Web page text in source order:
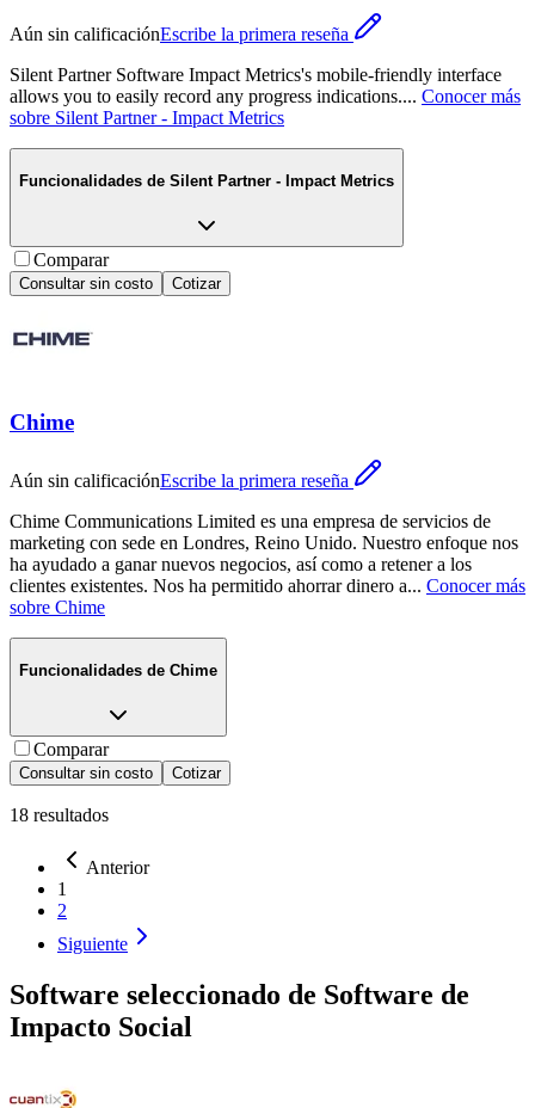
Aún sin calificaciónEscribe la primera reseña
Silent Partner Software Impact Metrics's mobile-friendly interface
allows you to easily record any progress indications.... Conocer más
sobre Silent Partner - Impact Metrics
Funcionalidades de Silent Partner - Impact Metrics
Comparar
Consultar sin costo Cotizar
Chime
Aún sin calificaciónEscribe la primera reseña
Chime Communications Limited es una empresa de servicios de
marketing con sede en Londres, Reino Unido. Nuestro enfoque nos
ha ayudado a ganar nuevos negocios, así como a retener a los
clientes existentes. Nos ha permitido ahorrar dinero a... Conocer más
sobre Chime
Funcionalidades de Chime
Comparar
Consultar sin costo Cotizar
18 resultados
Anterior
1
2
Siguiente
Software seleccionado de Software de
Impacto Social